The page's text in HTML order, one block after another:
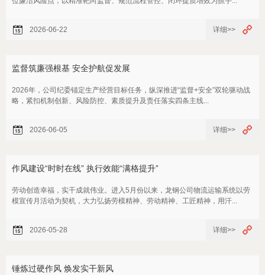
2026-06-22 详细>>
监督筑廉强根基 安全护航促发展
2026年，公司纪委锚定生产经营目标任务，纵深推进“监督+安全”双轮驱动战
略，紧扣机制创新、风险防控、素质提升及责任落实四条主线...
2026-06-05 详细>>
作风建设“时时在线” 执行效能“满格提升”
劳动创造幸福，实干成就伟业。进入5月份以来，龙钢公司物流运输系统以劳
模宣传月活动为契机，大力弘扬劳模精神、劳动精神、工匠精神，用汗...
2026-05-28 详细>>
锤炼过硬作风 焕发实干新风